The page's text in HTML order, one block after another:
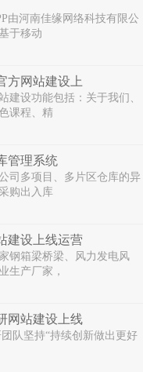
由河南佳缘网络科技有限公
于移动
方网站建设上
建设功能包括：关于我们、
课程、精
管理系统
司多项目、多片区仓库的异
购出入库
建设上线运营
钢箱梁桥梁、风力发电风
生产厂家，
网站建设上线
队坚持“持续创新做出更好